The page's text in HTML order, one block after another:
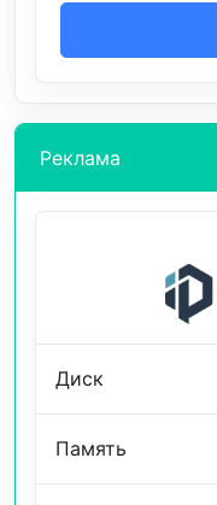
Реклама
Диск
Память